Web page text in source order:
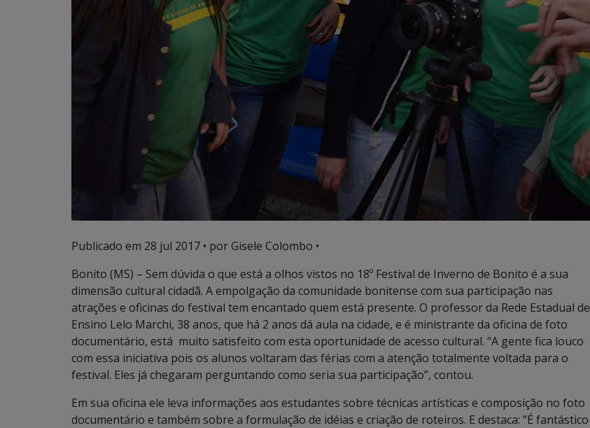
Publicado em 28 jul 2017 • por Gisele Colombo •
Bonito (MS) – Sem dúvida o que está a olhos vistos no 18º Festival de Inverno de Bonito é a sua
dimensão cultural cidadã. A empolgação da comunidade bonitense com sua participação nas
atrações e oficinas do festival tem encantado quem está presente. O professor da Rede Estadual de
Ensino Lelo Marchi, 38 anos, que há 2 anos dá aula na cidade, e é ministrante da oficina de foto
documentário, está muito satisfeito com esta oportunidade de acesso cultural. “A gente fica louco
com essa iniciativa pois os alunos voltaram das férias com a atenção totalmente voltada para o
festival. Eles já chegaram perguntando como seria sua participação”, contou.
Em sua oficina ele leva informações aos estudantes sobre técnicas artísticas e composição no foto
documentário e também sobre a formulação de idéias e criação de roteiros. E destaca: “É fantástico